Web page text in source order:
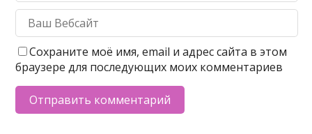
Сохраните моё имя, email и адрес сайта в этом
браузере для последующих моих комментариев